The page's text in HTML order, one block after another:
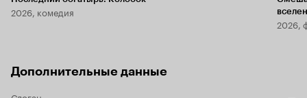
2026, комедия
2026,
Дополнительные данные